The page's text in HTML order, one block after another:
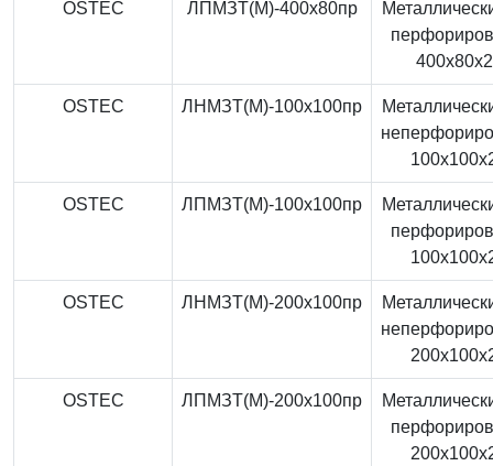
OSTEC ЛПМЗТ(М)-400x80пр
OSTEC ЛНМЗТ(М)-100x100пр
OSTEC ЛПМЗТ(М)-100x100пр
OSTEC ЛНМЗТ(М)-200x100пр
OSTEC ЛПМЗТ(М)-200x100пр